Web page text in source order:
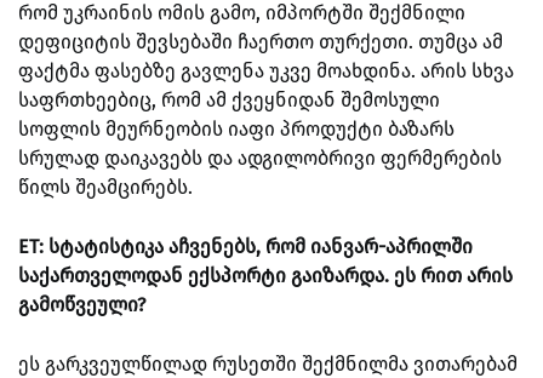
რომ უკრაინის ომის გამო, იმპორტში შექმნილი
დეფიციტის შევსებაში ჩაერთო თურქეთი. თუმცა ამ
ფაქტმა ფასებზე გავლენა უკვე მოახდინა. არის სხვა
საფრთხეებიც, რომ ამ ქვეყნიდან შემოსული
სოფლის მეურნეობის იაფი პროდუქტი ბაზარს
სრულად დაიკავებს და ადგილობრივი ფერმერების
წილს შეამცირებს.
ET: სტატისტიკა აჩვენებს, რომ იანვარ-აპრილში
საქართველოდან ექსპორტი გაიზარდა. ეს რით არის
გამოწვეული?
ეს გარკვეულწილად რუსეთში შექმნილმა ვითარებამ